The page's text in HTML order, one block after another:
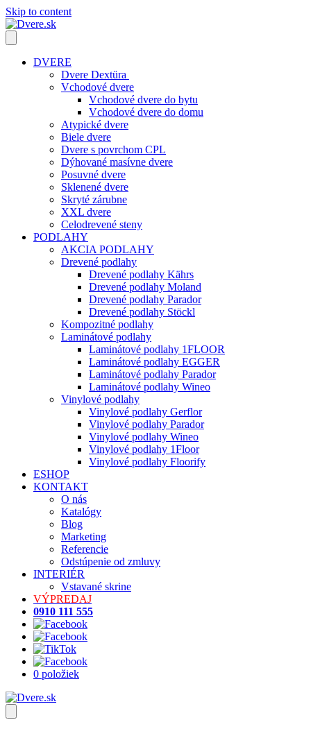
Skip to content
DVERE
Dvere Dextüra
Vchodové dvere
Vchodové dvere do bytu
Vchodové dvere do domu
Atypické dvere
Biele dvere
Dvere s povrchom CPL
Dýhované masívne dvere
Posuvné dvere
Sklenené dvere
Skryté zárubne
XXL dvere
Celodrevené steny
PODLAHY
AKCIA PODLAHY
Drevené podlahy
Drevené podlahy Kährs
Drevené podlahy Moland
Drevené podlahy Parador
Drevené podlahy Stöckl
Kompozitné podlahy
Laminátové podlahy
Laminátové podlahy 1FLOOR
Laminátové podlahy EGGER
Laminátové podlahy Parador
Laminátové podlahy Wineo
Vinylové podlahy
Vinylové podlahy Gerflor
Vinylové podlahy Parador
Vinylové podlahy Wineo
Vinylové podlahy 1Floor
Vinylové podlahy Floorify
ESHOP
KONTAKT
O nás
Katalógy
Blog
Marketing
Referencie
Odstúpenie od zmluvy
INTERIÉR
Vstavané skrine
VÝPREDAJ
0910 111 555
0 položiek